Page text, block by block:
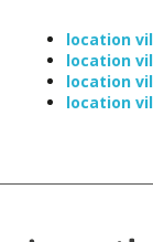
location
location
location
location